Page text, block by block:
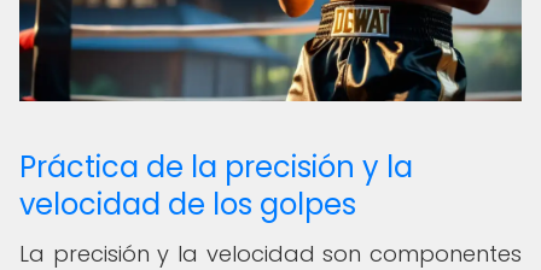
Práctica de la precisión y la
velocidad de los golpes
La precisión y la velocidad son componentes